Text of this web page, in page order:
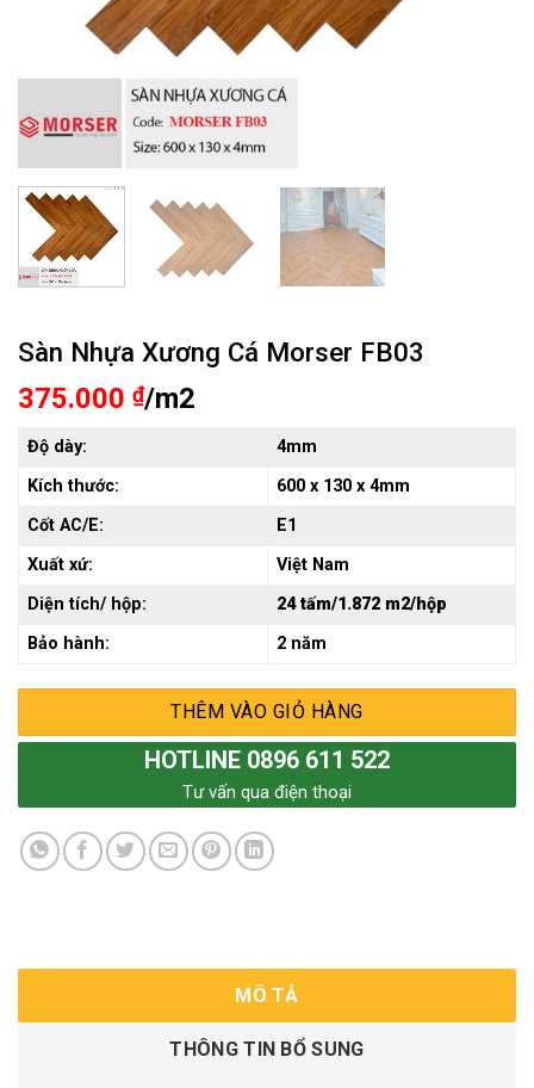
Sàn Nhựa Xương Cá Morser FB03
375.000 ₫/m2
Độ dày:
4mm
Kích thước:
600 x 130 x 4mm
Cốt AC/E:
E1
Xuất xứ:
Việt Nam
Diện tích/ hộp:
24 tấm/1.872 m2/hộp
Bảo hành:
2 năm
THÊM VÀO GIỎ HÀNG
HOTLINE 0896 611 522
Tư vấn qua điện thoại
MÔ TẢ
THÔNG TIN BỔ SUNG